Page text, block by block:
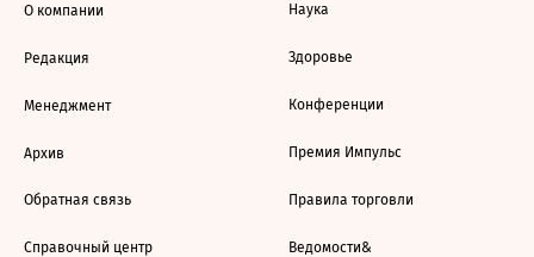
О компании
Редакция
Менеджмент
Архив
Обратная связь
Справочный центр
Наука
Здоровье
Конференции
Премия Импульс
Правила торговли
Ведомости&